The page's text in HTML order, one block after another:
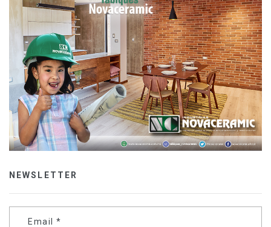
NEWSLETTER
Email *